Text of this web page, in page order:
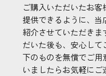
ご購入いただいたお
提供できるように、
紹介させていただき
だいた後も、安心し
下のものを無償でご
いましたらお気軽にご